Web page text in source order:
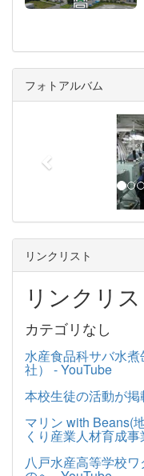
フォトアルバム
e
o
u
リンクリスト
リンクリ
カテゴリなし
水産食品科サバ水
社） - YouTube
本校生徒の活動が掲
マリン with Beans(
くり産業人材育成事
八戸水産高等学校